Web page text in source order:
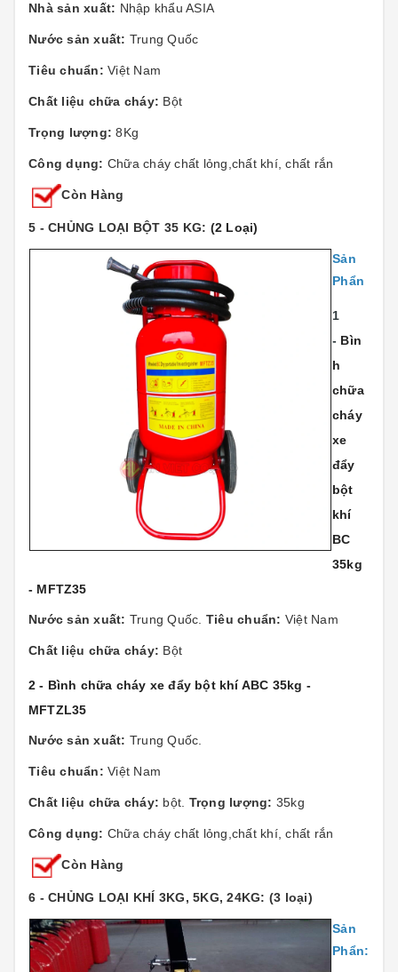
Nhà sản xuất: Nhập khẩu ASIA
Nước sản xuất: Trung Quốc
Tiêu chuẩn: Việt Nam
Chất liệu chữa cháy: Bột
Trọng lượng: 8Kg
Công dụng: Chữa cháy chất lỏng,chất khí, chất rắn
Còn Hàng
5 - CHỦNG LOẠI BỘT 35 KG: (2 Loại)
Sản
Phẩn
1
- Bìn
h
chữa
cháy
xe
đẩy
bột
khí
BC
35kg
- MFTZ35
Nước sản xuất: Trung Quốc. Tiêu chuẩn: Việt Nam
Chất liệu chữa cháy: Bột
2 - Bình chữa cháy xe đẩy bột khí ABC 35kg -
MFTZL35
Nước sản xuất: Trung Quốc.
Tiêu chuẩn: Việt Nam
Chất liệu chữa cháy: bột. Trọng lượng: 35kg
Công dụng: Chữa cháy chất lỏng,chất khí, chất rắn
Còn Hàng
6 - CHỦNG LOẠI KHÍ 3KG, 5KG, 24KG: (3 loại)
Sản
Phẩn: